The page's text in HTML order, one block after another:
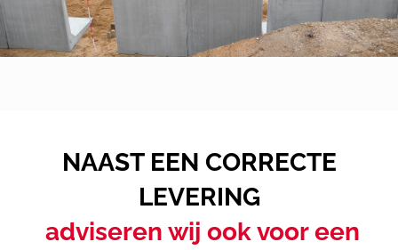
Over VB
WooCommerce Cart
NAAST EEN CORRECTE
LEVERING
adviseren wij ook voor een